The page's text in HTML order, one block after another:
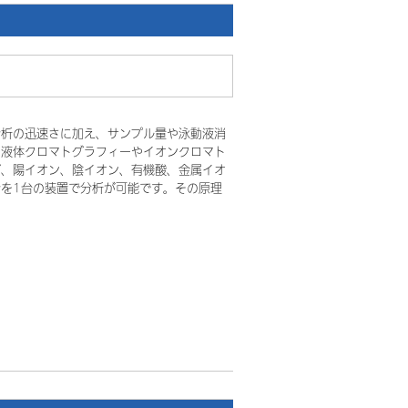
の迅速さに加え、サンプル量や泳動液消
体クロマトグラフィーやイオンクロマト
陽イオン、陰イオン、有機酸、金属イオ
1台の装置で分析が可能です。その原理